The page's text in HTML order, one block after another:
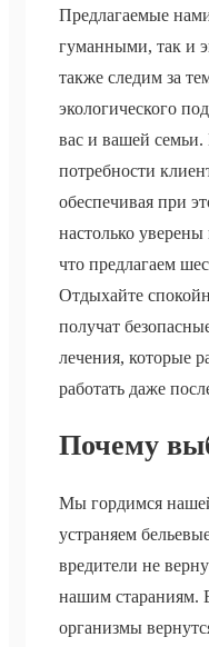
Предлагаемые
гуманными, так и
также следим за
экологического
вас и вашей
потребности
обеспечивая при
настолько
что предлагаем
Отдыхайте
получат
лечения, которые
работать даже
Почему
Мы гордимся
устраняем
вредители не
нашим стараниям.
организмы